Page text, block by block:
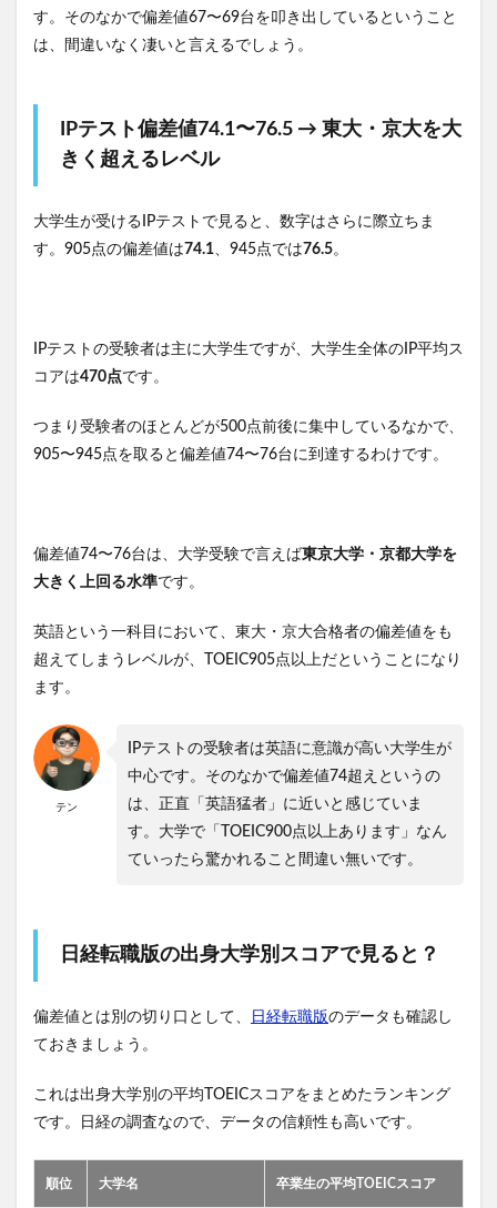
す。そのなかで偏差値67〜69台を叩き出しているということ
は、間違いなく凄いと言えるでしょう。
IPテスト偏差値74.1〜76.5 → 東大・京大を大
きく超えるレベル
大学生が受けるIPテストで見ると、数字はさらに際立ちま
す。905点の偏差値は74.1、945点では76.5。
IPテストの受験者は主に大学生ですが、大学生全体のIP平均ス
コアは470点です。
つまり受験者のほとんどが500点前後に集中しているなかで、
905〜945点を取ると偏差値74〜76台に到達するわけです。
偏差値74〜76台は、大学受験で言えば東京大学・京都大学を
大きく上回る水準です。
英語という一科目において、東大・京大合格者の偏差値をも
超えてしまうレベルが、TOEIC905点以上だということになり
ます。
テン
IPテストの受験者は英語に意識が高い大学生が
中心です。そのなかで偏差値74超えというの
は、正直「英語猛者」に近いと感じていま
す。大学で「TOEIC900点以上あります」なん
ていったら驚かれること間違い無いです。
日経転職版の出身大学別スコアで見ると？
偏差値とは別の切り口として、 日経転職版のデータも確認し
ておきましょう。
これは出身大学別の平均TOEICスコアをまとめたランキング
です。日経の調査なので、データの信頼性も高いです。
順位 大学名 卒業生の平均TOEICスコア